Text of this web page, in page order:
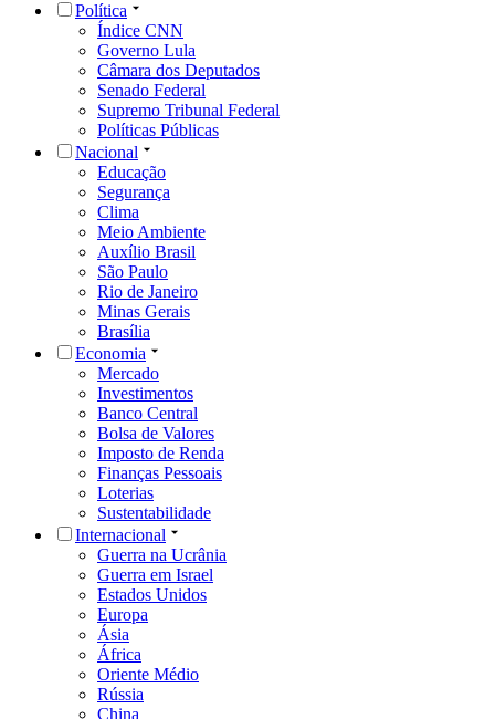
Política
Índice CNN
Governo Lula
Câmara dos Deputados
Senado Federal
Supremo Tribunal Federal
Políticas Públicas
Nacional
Educação
Segurança
Clima
Meio Ambiente
Auxílio Brasil
São Paulo
Rio de Janeiro
Minas Gerais
Brasília
Economia
Mercado
Investimentos
Banco Central
Bolsa de Valores
Imposto de Renda
Finanças Pessoais
Loterias
Sustentabilidade
Internacional
Guerra na Ucrânia
Guerra em Israel
Estados Unidos
Europa
Ásia
África
Oriente Médio
Rússia
China